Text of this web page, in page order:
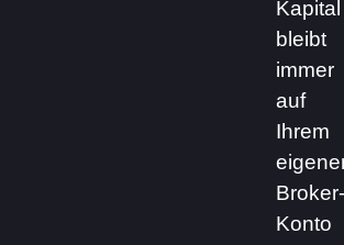
Kapital
bleibt
immer
auf
Ihrem
Broker-
Konto